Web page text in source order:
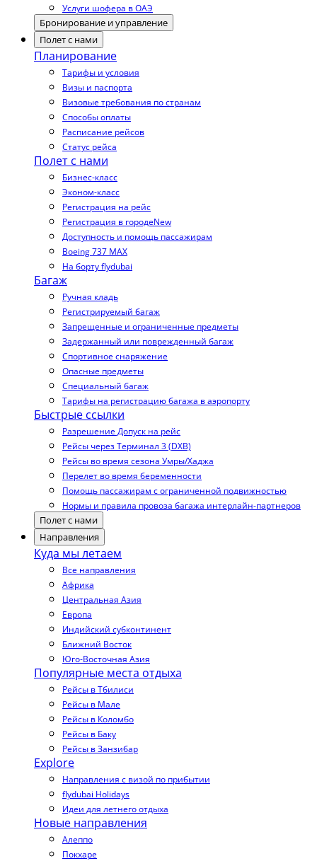
Услуги шофера в ОАЭ
Бронирование и управление
Полет с нами
Планирование
Тарифы и условия
Визы и паспорта
Визовые требования по странам
Способы оплаты
Расписание рейсов
Статус рейса
Полет с нами
Бизнес-класс
Эконом-класс
Регистрация на рейс
Регистрация в городеNew
Доступность и помощь пассажирам
Boeing 737 MAX
На борту flydubai
Багаж
Ручная кладь
Регистрируемый багаж
Запрещенные и ограниченные предметы
Задержанный или поврежденный багаж
Спортивное снаряжение
Опасные предметы
Специальный багаж
Тарифы на регистрацию багажа в аэропорту
Быстрые ссылки
Разрешение Допуск на рейс
Рейсы через Терминал 3 (DXB)
Рейсы во время сезона Умры/Хаджа
Перелет во время беременности
Помощь пассажирам с ограниченной подвижностью
Нормы и правила провоза багажа интерлайн-партнеров
Полет с нами
Направления
Куда мы летаем
Все направления
Африка
Центральная Азия
Европа
Индийский субконтинент
Ближний Восток
Юго-Восточная Азия
Популярные места отдыха
Рейсы в Тбилиси
Рейсы в Мале
Рейсы в Коломбо
Рейсы в Баку
Рейсы в Занзибар
Explore
Направления с визой по прибытии
flydubai Holidays
Идеи для летнего отдыха
Новые направления
Алеппо
Покхаре